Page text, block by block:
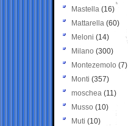
Mastella (16)
Mattarella (60)
Meloni (14)
Milano (300)
Montezemolo (7)
Monti (357)
moschea (11)
Musso (10)
Muti (10)